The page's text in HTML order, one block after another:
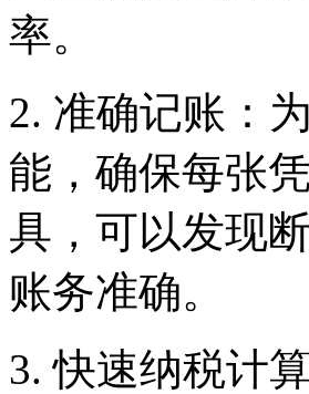
率。
2. 准确记账：
能，确保每张
具，可以发现
账务准确。
3. 快速纳税计